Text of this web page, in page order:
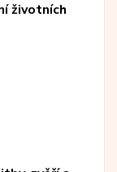
druhu...
druhů...